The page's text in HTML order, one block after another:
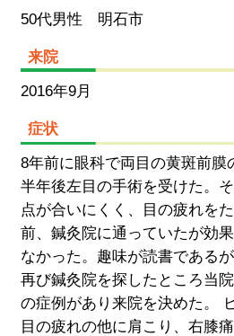
50代男性 明石市
来院
2016年9月
症状
8年前に眼科で両目の黄斑前膜
半年後左目の手術を受けた。
点が合いにくく、目の疲れを
前、鍼灸院に通っていたが効
なかった。趣味が読書である
再び鍼灸院を探したところ当
の症例があり来院を決めた。
目の疲れの他に肩こり、右膝痛